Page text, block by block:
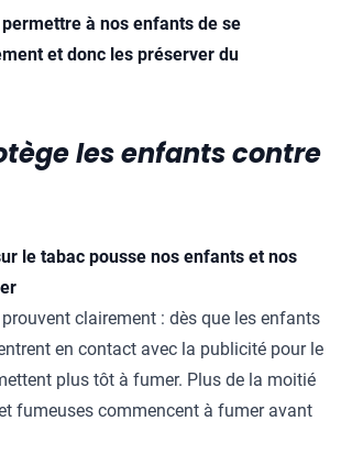
à nos enfants de se
et donc les préserver du
les enfants contre
le tabac pousse nos enfants et nos
prouvent clairement : dès que les enfants
en contact avec la publicité pour le
plus tôt à fumer. Plus de la moitié
fumeuses commencent à fumer avant